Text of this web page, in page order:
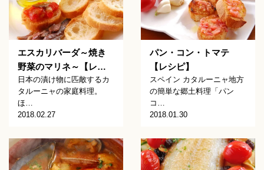
エスカリバーダ～焼き
野菜のマリネ～【レ…
日本の漬け物に匹敵するカ
タルーニャの家庭料理。
ほ…
2018.02.27
パン・コン・トマテ
【レシピ】
スペイン カタルーニャ地方
の簡単な郷土料理「パン
コ…
2018.01.30